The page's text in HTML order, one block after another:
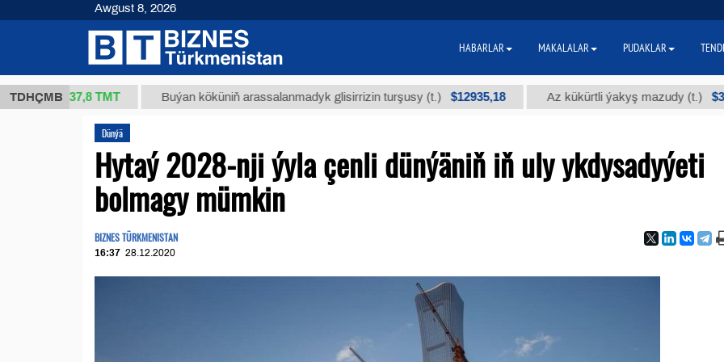
TDHÇMB
37,8 ТМТ Buýan köküniň arassalanmadyk glisirrizin turşusy (t.) $12935,18 Az kükürtli ýakyş mazudy (t.) $300
Dünýä
Hytaý 2028-nji ýyla çenli dünýäniň iň uly ykdysadyýeti
bolmagy mümkin
BIZNES TÜRKMENISTAN
16:37 28.12.2020
Awgust 8, 2026
HABARLAR MAKALALAR PUDAKLAR